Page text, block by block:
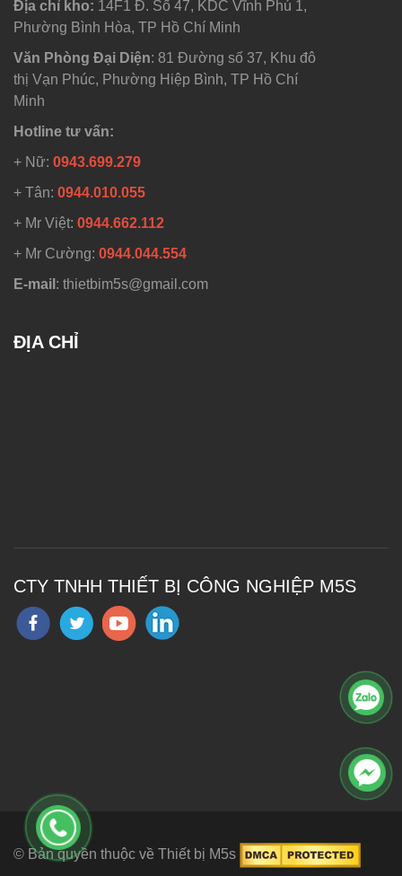
Địa chỉ kho: 14F1 Đ. Số 47, KDC Vĩnh Phú 1,
Phường Bình Hòa, TP Hồ Chí Minh
Văn Phòng Đại Diện: 81 Đường số 37, Khu đô
thị Vạn Phúc, Phường Hiệp Bình, TP Hồ Chí
Minh
Hotline tư vấn:
+ Nữ: 0943.699.279
+ Tân: 0944.010.055
+ Mr Việt: 0944.662.112
+ Mr Cường: 0944.044.554
E-mail : thietbim5s@gmail.com
ĐỊA CHỈ
CTY TNHH THIẾT BỊ CÔNG NGHIỆP M5S
© Bản quyền thuộc về Thiết bị M5s